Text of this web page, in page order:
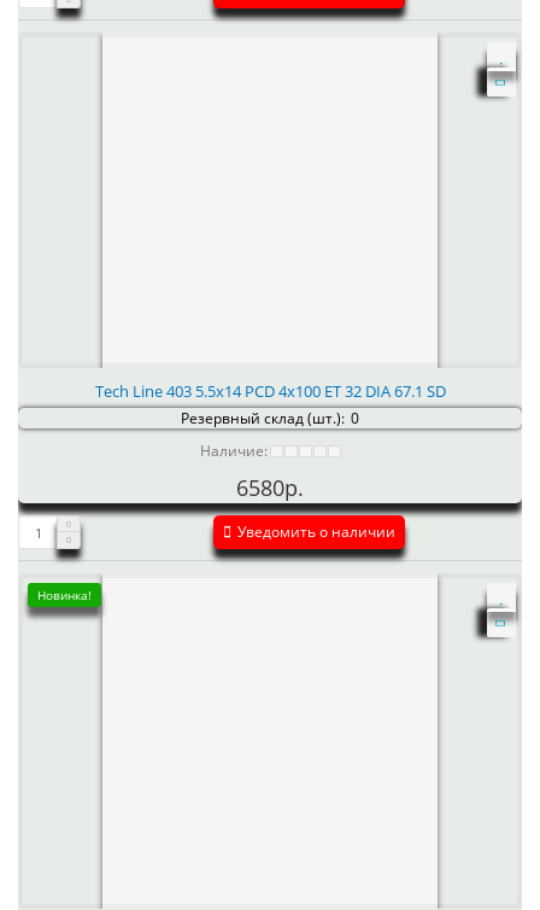
Tech Line 403 5.5x14 PCD 4x100 ET 32 DIA 67.1 SD
Резервный склад (шт.): 0
Наличие:
6580р.
Уведомить о наличии
Новинка!